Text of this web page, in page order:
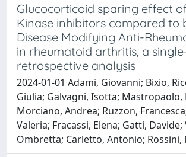
Glucocorticoid sparing effect
Kinase inhibitors compared to
Disease Modifying Anti-
in rheumatoid arthritis, a
retrospective analysis
2024-01-01 Adami, Giovanni; Bixio,
Giulia; Galvagni, Isotta; Mastropaolo,
Morciano, Andrea; Ruzzon,
Valeria; Fracassi, Elena; Gatti, Davide;
Ombretta; Carletto, Antonio; Rossini,